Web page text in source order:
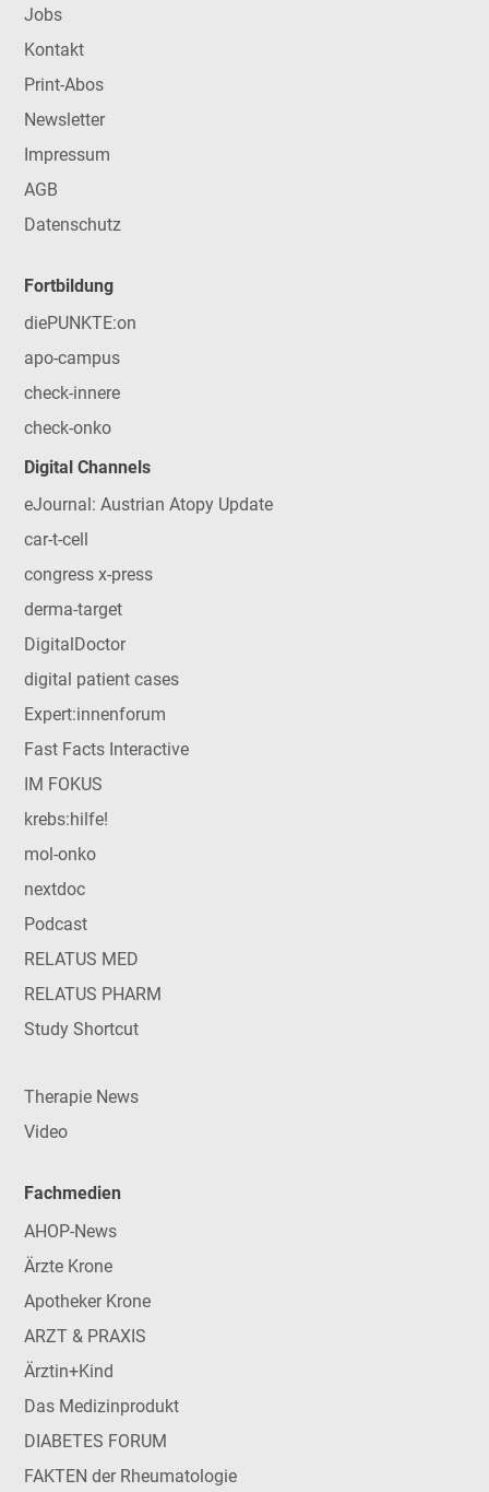
Jobs
Kontakt
Print-Abos
Newsletter
Impressum
AGB
Datenschutz
Fortbildung
diePUNKTE:on
apo-campus
check-innere
check-onko
Digital Channels
eJournal: Austrian Atopy Update
car-t-cell
congress x-press
derma-target
DigitalDoctor
digital patient cases
Expert:innenforum
Fast Facts Interactive
IM FOKUS
krebs:hilfe!
mol-onko
nextdoc
Podcast
RELATUS MED
RELATUS PHARM
Study Shortcut
Therapie News
Video
Fachmedien
AHOP-News
Ärzte Krone
Apotheker Krone
ARZT & PRAXIS
Ärztin+Kind
Das Medizinprodukt
DIABETES FORUM
FAKTEN der Rheumatologie